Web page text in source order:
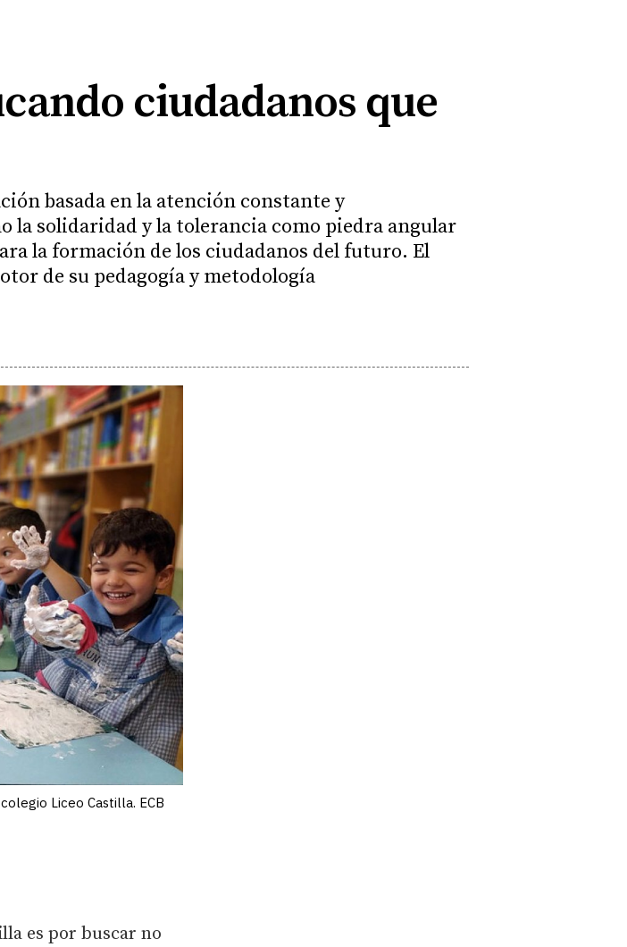
ciudadanos que
basada en la atención constante y
la solidaridad y la tolerancia como piedra angular
la formación de los ciudadanos del futuro. El
de su pedagogía y metodología
Liceo Castilla. ECB
es por buscar no